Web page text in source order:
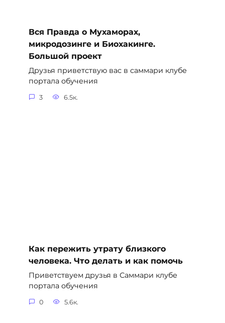
Вся Правда о Мухаморах,
микродозинге и Биохакинге.
Большой проект
Друзья приветствую вас в саммари клубе
портала обучения
3 6.5к.
Как пережить утрату близкого
человека. Что делать и как помочь
Приветствуем друзья в Саммари клубе
портала обучения
0 5.6к.